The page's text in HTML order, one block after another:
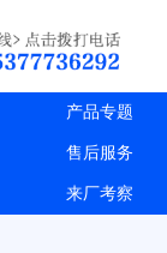
产品专题
售后服务
来厂考察